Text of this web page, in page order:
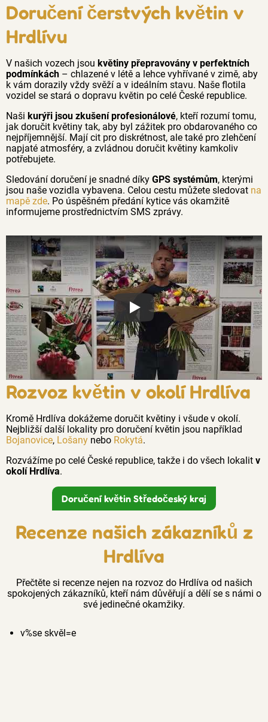
Doručení čerstvých květin v
Hrdlívu
V našich vozech jsou květiny přepravovány v perfektních
podmínkách – chlazené v létě a lehce vyhřívané v zimě, aby
k vám dorazily vždy svěží a v ideálním stavu. Naše flotila
vozidel se stará o dopravu květin po celé České republice.
Naši kurýři jsou zkušení profesionálové, kteří rozumí tomu,
jak doručit květiny tak, aby byl zážitek pro obdarovaného co
nejpříjemnější. Mají cit pro diskrétnost, ale také pro zlehčení
napjaté atmosféry, a zvládnou doručit květiny kamkoliv
potřebujete.
Sledování doručení je snadné díky GPS systémům, kterými
jsou naše vozidla vybavena. Celou cestu můžete sledovat na
mapě zde. Po úspěšném předání kytice vás okamžitě
informujeme prostřednictvím SMS zprávy.
Proč jsou květiny z Florea tak
Rozvoz květin v okolí Hrdlíva
Kromě Hrdlíva dokážeme doručit květiny i všude v okolí.
Nejbližší další lokality pro doručení květin jsou například
Bojanovice, Lošany nebo Rokytá.
Rozvážíme po celé České republice, takže i do všech lokalit v
okolí Hrdlíva.
Doručení květin Středočeský kraj
Recenze našich zákazníků z
Hrdlíva
Přečtěte si recenze nejen na rozvoz do Hrdlíva od našich
spokojených zákazníků, kteří nám důvěřují a dělí se s námi o
své jedinečné okamžiky.
v%se skvěl=e